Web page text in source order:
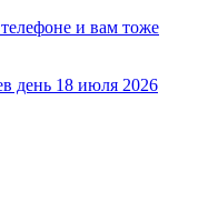
и вам тоже
день 18 июля 2026